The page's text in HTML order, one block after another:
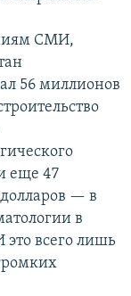
СМИ,
56 миллионов
еще 47
— в
в
это всего лишь